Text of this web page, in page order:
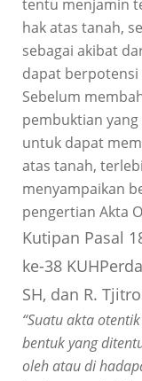
tentu menjamin
hak atas tanah,
sebagai akibat
dapat
Sebelum
pembuktian
untuk dapat
atas tanah,
menyampaikan
pengertian Akta
Kutipan Pasal
ke-38
SH, dan R.
“Suatu akta
bentuk yang
oleh atau di